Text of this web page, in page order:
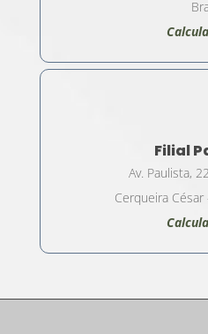
Filial
Av. Paulista,
Cerqueira César